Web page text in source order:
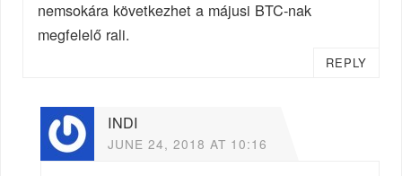
nemsokára következhet a májusi BTC-nak
megfelelő rali.
REPLY
INDI
JUNE 24, 2018 AT 10:16